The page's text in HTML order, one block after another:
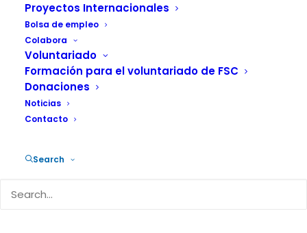
Proyectos Internacionales
Bolsa de empleo
Colabora
Voluntariado
Formación para el voluntariado de FSC
Donaciones
Noticias
Contacto
Search
El Ayuntamiento de Portugalete
(Vizcaya), a propuesta del Foro del
Voluntariado de la localidad, y por
unanimidad de sus miembros, ha
concedido de manera excepcional y
simbólica el Galardón del Voluntariado a